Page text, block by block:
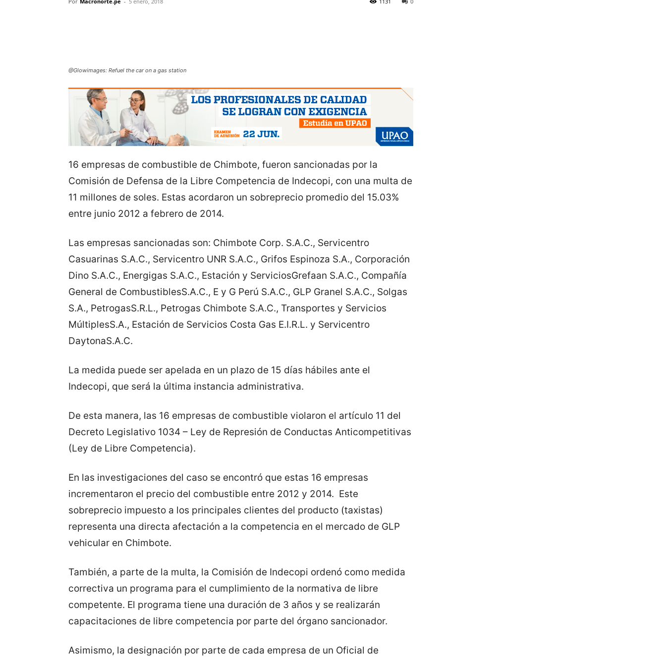
@Glowimages: Refuel the car on a gas station
16 empresas de combustible de Chimbote, fueron sancionadas por la
Comisión de Defensa de la Libre Competencia de Indecopi, con una multa de
11 millones de soles. Estas acordaron un sobreprecio promedio del 15.03%
entre junio 2012 a febrero de 2014.
Las empresas sancionadas son: Chimbote Corp. S.A.C., Servicentro
Casuarinas S.A.C., Servicentro UNR S.A.C., Grifos Espinoza S.A., Corporación
Dino S.A.C., Energigas S.A.C., Estación y ServiciosGrefaan S.A.C., Compañía
General de CombustiblesS.A.C., E y G Perú S.A.C., GLP Granel S.A.C., Solgas
S.A., PetrogasS.R.L., Petrogas Chimbote S.A.C., Transportes y Servicios
MúltiplesS.A., Estación de Servicios Costa Gas E.I.R.L. y Servicentro
DaytonaS.A.C.
La medida puede ser apelada en un plazo de 15 días hábiles ante el
Indecopi, que será la última instancia administrativa.
De esta manera, las 16 empresas de combustible violaron el artículo 11 del
Decreto Legislativo 1034 – Ley de Represión de Conductas Anticompetitivas
(Ley de Libre Competencia).
En las investigaciones del caso se encontró que estas 16 empresas
incrementaron el precio del combustible entre 2012 y 2014. Este
sobreprecio impuesto a los principales clientes del producto (taxistas)
representa una directa afectación a la competencia en el mercado de GLP
vehicular en Chimbote.
También, a parte de la multa, la Comisión de Indecopi ordenó como medida
correctiva un programa para el cumplimiento de la normativa de libre
competente. El programa tiene una duración de 3 años y se realizarán
capacitaciones de libre competencia por parte del órgano sancionador.
Asimismo, la designación por parte de cada empresa de un Oficial de